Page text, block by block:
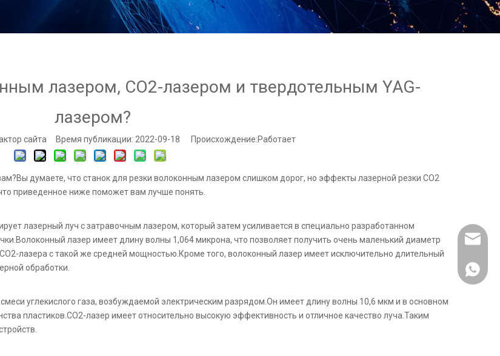
лазером, CO2-лазером и твердотельным YAG-
лазером?
сайта Время публикации: 2022-09-18 Происхождение:Работает
думаете, что станок для резки волоконным лазером слишком дорог, но эффекты лазерной резки CO2
приведенное ниже поможет вам лучше понять.
лазерный луч с затравочным лазером, который затем усиливается в специально разработанном
лазер имеет длину волны 1,064 микрона, что позволяет получить очень маленький диаметр
лазера с такой же средней мощностью.Кроме того, волоконный лазер имеет исключительно длительный
обработки.
углекислого газа, возбуждаемой электрическим разрядом.Он имеет длину волны 10,6 мкм и в основном
пластиков.СО2-лазер имеет относительно высокую эффективность и отличное качество луча.Таким
86-